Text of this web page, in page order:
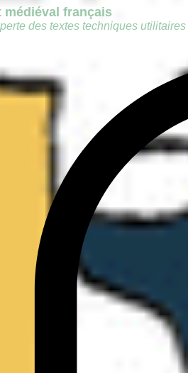
médiéval français
des textes techniques utilitaires